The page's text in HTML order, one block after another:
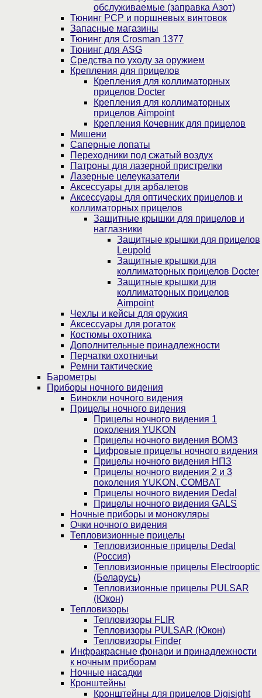
обслуживаемые (заправка Азот)
Тюнинг PCP и поршневых винтовок
Запасные магазины
Тюнинг для Crosman 1377
Тюнинг для ASG
Средства по уходу за оружием
Крепления для прицелов
Крепления для коллиматорных
прицелов Docter
Крепления для коллиматорных
прицелов Aimpoint
Крепления Кочевник для прицелов
Мишени
Саперные лопаты
Переходники под сжатый воздух
Патроны для лазерной пристрелки
Лазерные целеуказатели
Аксессуары для арбалетов
Аксессуары для оптических прицелов и
коллиматорных прицелов
Защитные крышки для прицелов и
наглазники
Защитные крышки для прицелов
Leupold
Защитные крышки для
коллиматорных прицелов Docter
Защитные крышки для
коллиматорных прицелов
Aimpoint
Чехлы и кейсы для оружия
Аксессуары для рогаток
Костюмы охотника
Дополнительные принадлежности
Перчатки охотничьи
Ремни тактические
Барометры
Приборы ночного видения
Бинокли ночного видения
Прицелы ночного видения
Прицелы ночного видения 1
поколения YUKON
Прицелы ночного видения ВОМЗ
Цифровые прицелы ночного видения
Прицелы ночного видения НПЗ
Прицелы ночного видения 2 и 3
поколения YUKON, COMBAT
Прицелы ночного видения Dedal
Прицелы ночного видения GALS
Ночные приборы и монокуляры
Очки ночного видения
Тепловизионные прицелы
Тепловизионные прицелы Dedal
(Россия)
Тепловизионные прицелы Electrooptic
(Беларусь)
Тепловизионные прицелы PULSAR
(Юкон)
Тепловизоры
Тепловизоры FLIR
Тепловизоры PULSAR (Юкон)
Тепловизоры Finder
Инфракрасные фонари и принадлежности
к ночным приборам
Ночные насадки
Кронштейны
Кронштейны для прицелов Digisight